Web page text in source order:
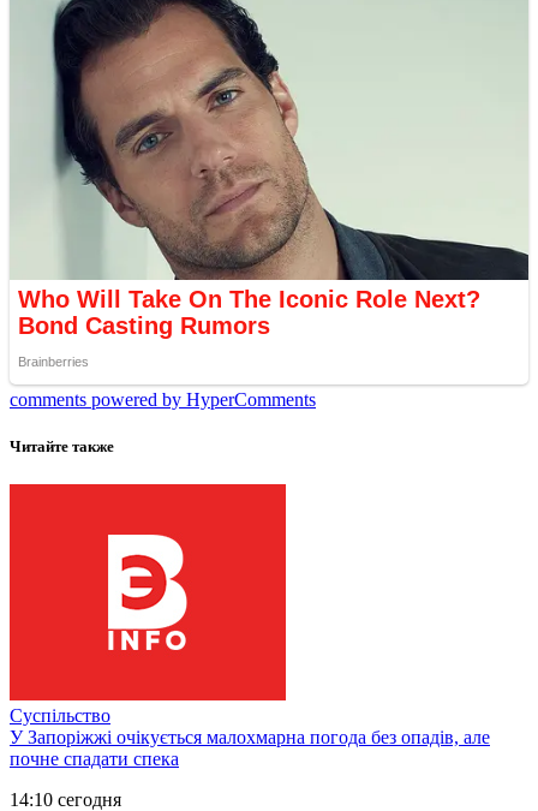
comments powered by HyperComments
Читайте также
Суспільство
У Запоріжжі очікується малохмарна погода без опадів, але
почне спадати спека
14:10 сегодня